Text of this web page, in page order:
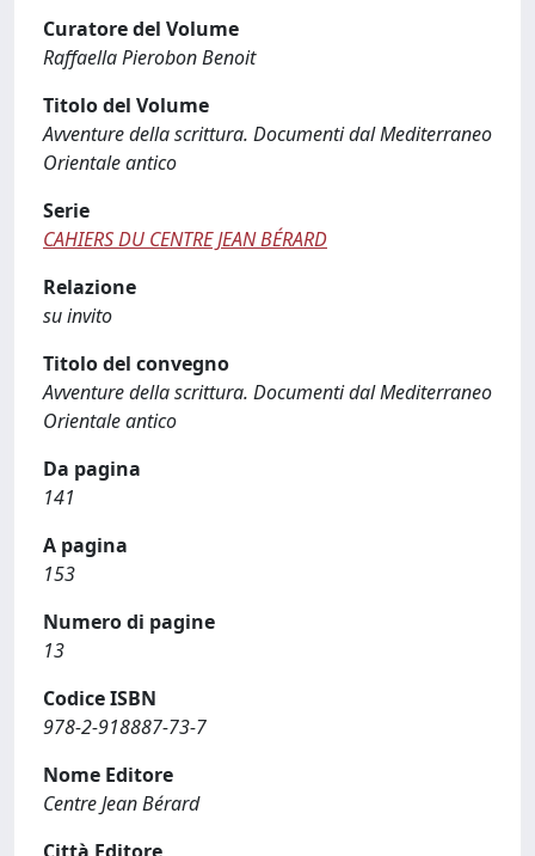
Curatore del Volume
Raffaella Pierobon Benoit
Titolo del Volume
Avventure della scrittura. Documenti dal Mediterraneo
Orientale antico
Serie
CAHIERS DU CENTRE JEAN BÉRARD
Relazione
su invito
Titolo del convegno
Avventure della scrittura. Documenti dal Mediterraneo
Orientale antico
Da pagina
141
A pagina
153
Numero di pagine
13
Codice ISBN
978-2-918887-73-7
Nome Editore
Centre Jean Bérard